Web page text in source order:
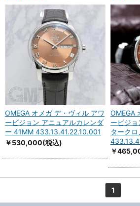
OMEGA オメガ デ・ヴィル アワ
ービジョン アニュアルカレンダ
ー 41MM 433.13.41.22.10.001
￥530,000(税込)
OMEGA
ービジ
ターク
￥
1